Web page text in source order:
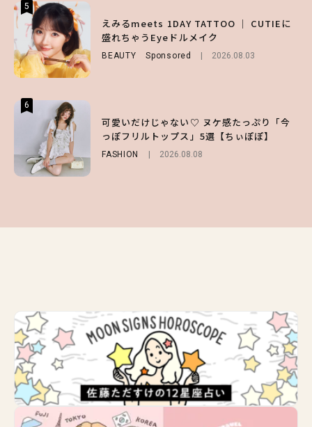
5
えみるmeets 1DAY TATTOO ｜ CUTIEに
盛れちゃうEyeドルメイク
BEAUTY Sponsored 2026.08.03
6
可愛いだけじゃない♡ ヌケ感たっぷり「今
っぽフリルトップス」5選【ちぃぽぽ】
FASHION 2026.08.08
5
【SNIDEL】長濱ねるとロマンティックトラ
ッドな秋はじめ｜2026秋の新作コーデ4選
FASHION Sponsored 2026.07.10
6
る⁉ 39店舗限定『My フルーツ³ フラペチー
ノ®』を徹底レポ♡
5
月直伝♡ ドライシャンプー「バティスト」
を使ったプロ級スタイリング3選
Sponsored
6
ー＆可愛すぎる「大人の肌見せ」トップス3
選